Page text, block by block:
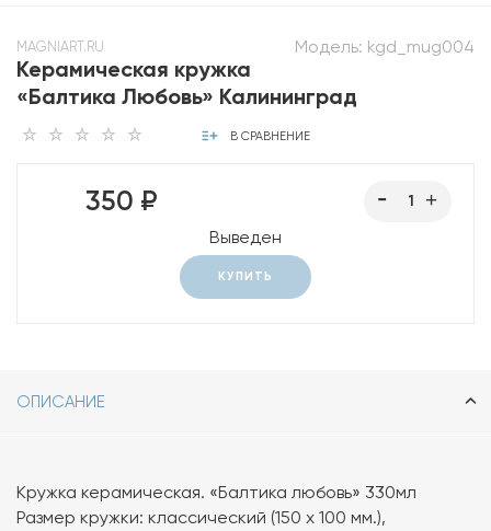
Модель: kgd_mug004
MAGNIART.RU
Керамическая кружка
«Балтика Любовь» Калининград
В СРАВНЕНИЕ
350 ₽
Выведен
КУПИТЬ
ОПИСАНИЕ
Кружка керамическая. «Балтика любовь» 330мл
Размер кружки: классический (150 х 100 мм.),